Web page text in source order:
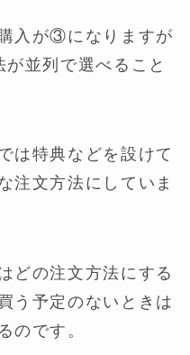
入が③になりますが
並列で選べること
は特典などを設けて
注文方法にしていま
どの注文方法にする
う予定のないときは
です。